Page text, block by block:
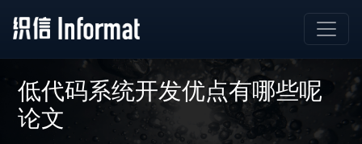
低代码系统开发优点有哪些呢
论文